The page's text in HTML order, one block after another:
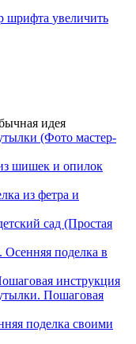
шрифта увеличить
идея
(Фото мастер-
шишек и опилок
из фетра и
сад (Простая
поделка в
инструкция
Пошаговая
поделка своими